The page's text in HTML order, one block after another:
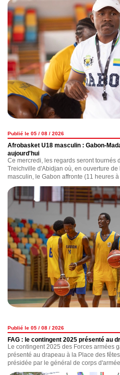
Publié le 05 / 08 / 2026
Afrobasket U18 masculin : Gabon-
aujourd'hui
Ce mercredi, les regards seront tournés
Treichville d'Abidjan où, en ouverture
masculin, le Gabon affronte (11 heures
Publié le 05 / 08 / 2026
FAG : le contingent 2025 présenté au
Le contingent 2025 des Forces armées
présenté au drapeau à la Place des
présidée par le général de corps
major général des Forces armées